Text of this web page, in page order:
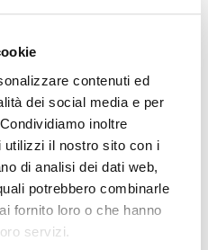
contenuti ed
dei social media e per
inoltre
utilizzi il nostro sito con i
di analisi dei dati web,
potrebbero combinarle
fornito loro o che hanno
servizi.
quantitative e gravimetriche.
purezza, con un contenuto